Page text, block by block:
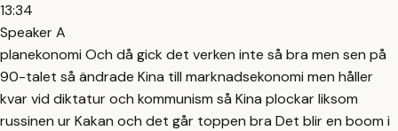
13:34
Speaker A
planekonomi Och då gick det verken inte så bra men sen på
90-talet så ändrade Kina till marknadsekonomi men håller
kvar vid diktatur och kommunism så Kina plockar liksom
russinen ur Kakan och det går toppen bra Det blir en boom i